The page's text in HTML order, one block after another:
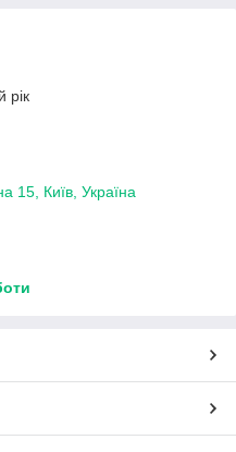
рік
15, Київ, Україна